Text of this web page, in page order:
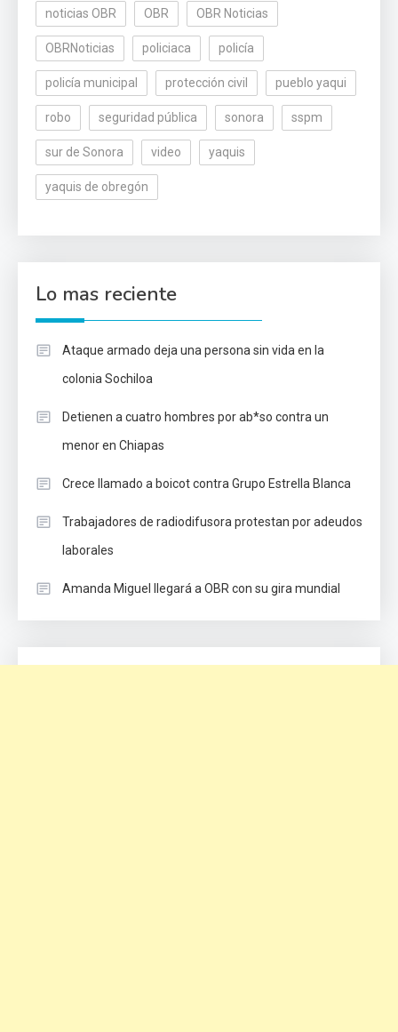
noticias OBR OBR OBR Noticias
OBRNoticias policiaca policía
policía municipal protección civil pueblo yaqui
robo seguridad pública sonora sspm
sur de Sonora video yaquis
yaquis de obregón
Lo mas reciente
Ataque armado deja una persona sin vida en la
colonia Sochiloa
Detienen a cuatro hombres por ab*so contra un
menor en Chiapas
Crece llamado a boicot contra Grupo Estrella Blanca
Trabajadores de radiodifusora protestan por adeudos
laborales
Amanda Miguel llegará a OBR con su gira mundial